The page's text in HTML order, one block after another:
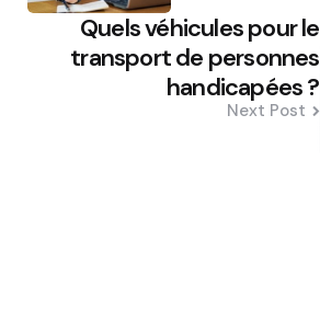
Quels véhicules pour le
transport de personnes
handicapées ?
Next Post